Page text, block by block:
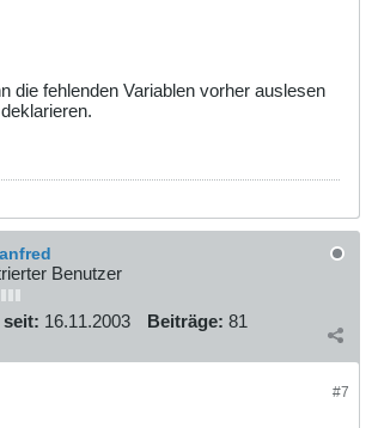
die fehlenden Variablen vorher auslesen
Benutzer
seit: 16.11.2003 Beiträge: 81
#7